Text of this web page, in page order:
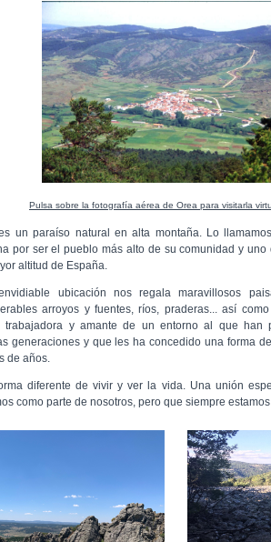
Pulsa sobre la fotografía aérea de Orea para visitarla
un paraíso natural en alta montaña. Lo
por ser el pueblo más alto de su comunidad y
altitud de España.
ubicación nos regala maravillosos
arroyos y fuentes, ríos, praderas... así
trabajadora y amante de un entorno al que han
generaciones y que les ha concedido una forma
de años.
diferente de vivir y ver la vida. Una unión
como parte de nosotros, pero que siempre